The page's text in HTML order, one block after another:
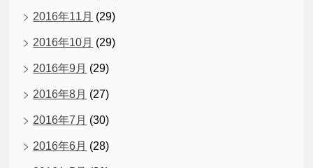
2016年11月 (29)
2016年10月 (29)
2016年9月 (29)
2016年8月 (27)
2016年7月 (30)
2016年6月 (28)